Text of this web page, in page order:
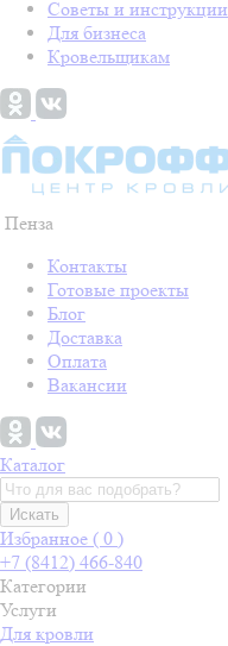
Советы и инструкции
Для бизнеса
Кровельщикам
Пенза
Контакты
Готовые проекты
Блог
Доставка
Оплата
Вакансии
Каталог
Искать
Избранное ( 0 )
+7 (8412) 466-840
Категории
Услуги
Для кровли